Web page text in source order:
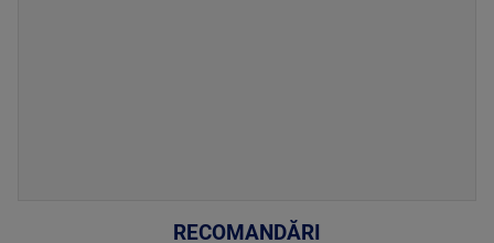
RECOMANDĂRI